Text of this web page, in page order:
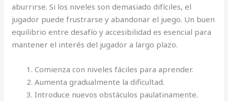
aburrirse. Si los niveles son demasiado difíciles, el
jugador puede frustrarse y abandonar el juego. Un buen
equilibrio entre desafío y accesibilidad es esencial para
mantener el interés del jugador a largo plazo.
Comienza con niveles fáciles para aprender.
Aumenta gradualmente la dificultad.
Introduce nuevos obstáculos paulatinamente.